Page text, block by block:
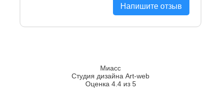
Напишите отзыв
Миасс
Студия дизайна Art-web
Оценка 4.4 из 5